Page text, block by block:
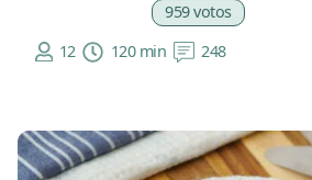
959 votos
12
120 min 248